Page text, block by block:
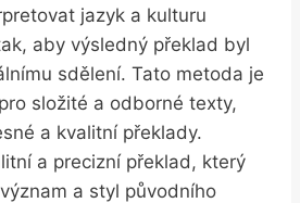
jazyk a kulturu
aby výsledný⁣ překlad byl
sdělení. Tato metoda je
složité a odborné texty,
⁣a kvalitní překlady.
a precizní‌ překlad, který
a styl původního